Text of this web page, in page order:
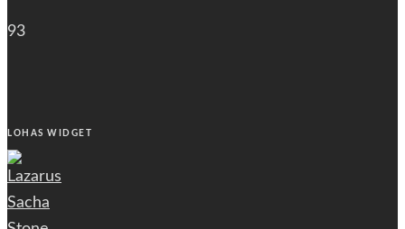
93
LOHAS WIDGET